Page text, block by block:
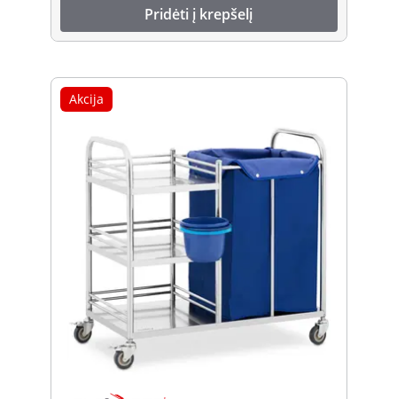
Pridėti į krepšelį
Akcija